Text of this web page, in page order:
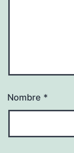
Nombre *